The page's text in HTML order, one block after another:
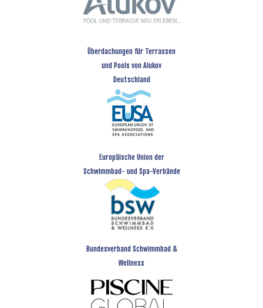
Überdachungen für Terrassen
und Pools von Alukov
Deutschland
Europäische Union der
Schwimmbad- und Spa-Verbände
Bundesverband Schwimmbad &
Wellness